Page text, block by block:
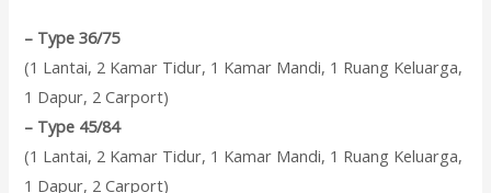
– Type 36/75
(1 Lantai, 2 Kamar Tidur, 1 Kamar Mandi, 1 Ruang Keluarga,
1 Dapur, 2 Carport)
– Type 45/84
(1 Lantai, 2 Kamar Tidur, 1 Kamar Mandi, 1 Ruang Keluarga,
1 Dapur, 2 Carport)